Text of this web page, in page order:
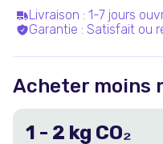
Livraison : 1-7 jours
Garantie : Satisfait ou
Acheter moins
1 - 2 kg CO₂